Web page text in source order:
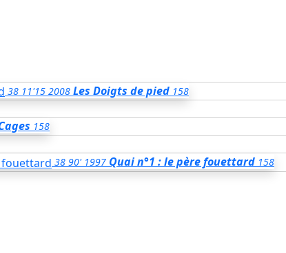
38 11'15 2008 Les Doigts de pied 158
158
38 90' 1997 Quai n°1 : le père fouettard 158